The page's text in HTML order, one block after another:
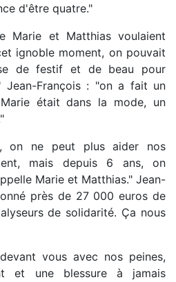
d'être quatre."
Marie et Matthias voulaient
ignoble moment, on pouvait
de festif et de beau pour
Jean-François : "on a fait un
était dans la mode, un
on ne peut plus aider nos
mais depuis 6 ans, on
Marie et Matthias." Jean-
près de 27 000 euros de
de solidarité. Ça nous
vous avec nos peines,
et une blessure à jamais